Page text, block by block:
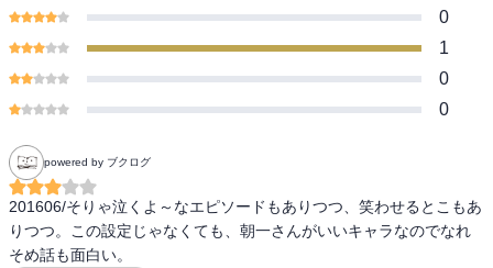
0
1
0
0
powered by ブクログ
201606/そりゃ泣くよ～なエピソードもありつつ、笑わせるとこもあ
りつつ。この設定じゃなくても、朝一さんがいいキャラなのでなれ
そめ話も面白い。